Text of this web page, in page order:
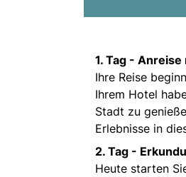
1. Tag - Anreise
Ihre Reise
Ihrem Hotel
Stadt zu
Erlebnisse in
2. Tag -
Heute starten